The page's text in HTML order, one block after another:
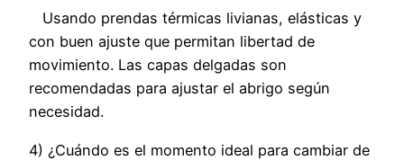
Usando prendas térmicas livianas, elásticas y
con buen ajuste que permitan libertad de
movimiento. Las capas delgadas son
recomendadas para ajustar el abrigo según
necesidad.
4) ¿Cuándo es el momento ideal para cambiar de